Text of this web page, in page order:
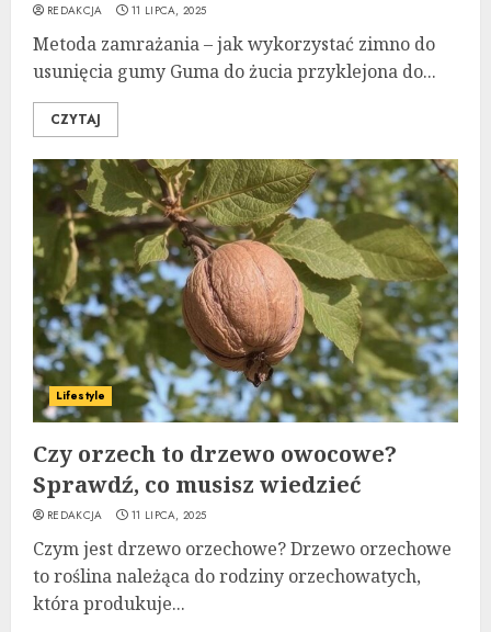
REDAKCJA 11 LIPCA, 2025
Metoda zamrażania – jak wykorzystać zimno do
usunięcia gumy Guma do żucia przyklejona do...
CZYTAJ
Lifestyle
Czy orzech to drzewo owocowe?
Sprawdź, co musisz wiedzieć
REDAKCJA 11 LIPCA, 2025
Czym jest drzewo orzechowe? Drzewo orzechowe
to roślina należąca do rodziny orzechowatych,
która produkuje...